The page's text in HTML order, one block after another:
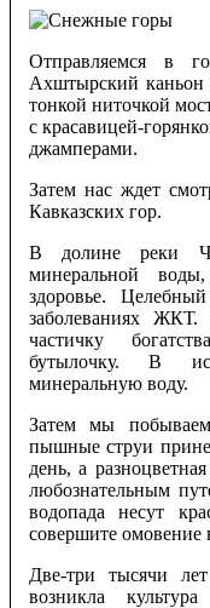
Отправляемся в
Ахштырский каньон
тонкой ниточкой
с красавицей-
джамперами.
Затем нас ждет
Кавказских гор.
В долине реки
минеральной
здоровье.
заболеваниях
частичку
бутылочку. В
минеральную воду.
Затем мы
пышные струи
день, а
любознательным
водопада несут
совершите омовение
Две-три тысячи
возникла